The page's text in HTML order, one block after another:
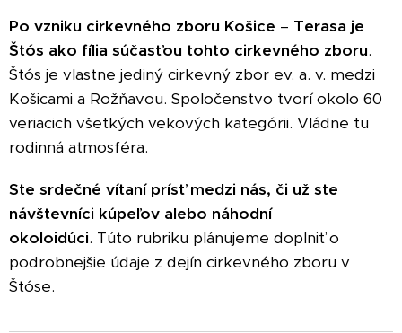
Po vzniku cirkevného zboru Košice – Terasa je
Štós ako fília súčasťou tohto cirkevného zboru.
Štós je vlastne jediný cirkevný zbor ev. a. v. medzi
Košicami a Rožňavou. Spoločenstvo tvorí okolo 60
veriacich všetkých vekových kategórii. Vládne tu
rodinná atmosféra.
Ste srdečné vítaní prísť medzi nás, či už ste
návštevníci kúpeľov alebo náhodní
okoloidúci. Túto rubriku plánujeme doplniť o
podrobnejšie údaje z dejín cirkevného zboru v
Štóse.